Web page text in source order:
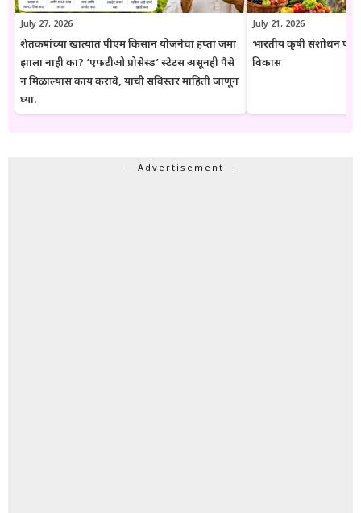
July 27, 2026
शेतकऱ्यांच्या खात्यात पीएम किसान योजनेचा हप्ता जमा
झाला नाही का? ‘एफटीओ प्रोसेस्ड’ स्टेटस असूनही पैसे
न मिळाल्यास काय करावे, याची सविस्तर माहिती जाणून
घ्या.
July 21, 2026
भारतीय कृषी संशोधन
विकास
—Advertisement—